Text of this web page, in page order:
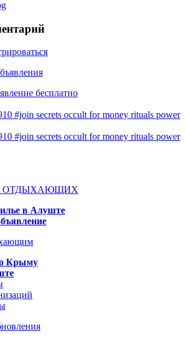
бесплатно
#join secrets occult for money rituals power
#join secrets occult for money rituals power
ОТДЫХАЮЩИХ
в Алуште
Крыму